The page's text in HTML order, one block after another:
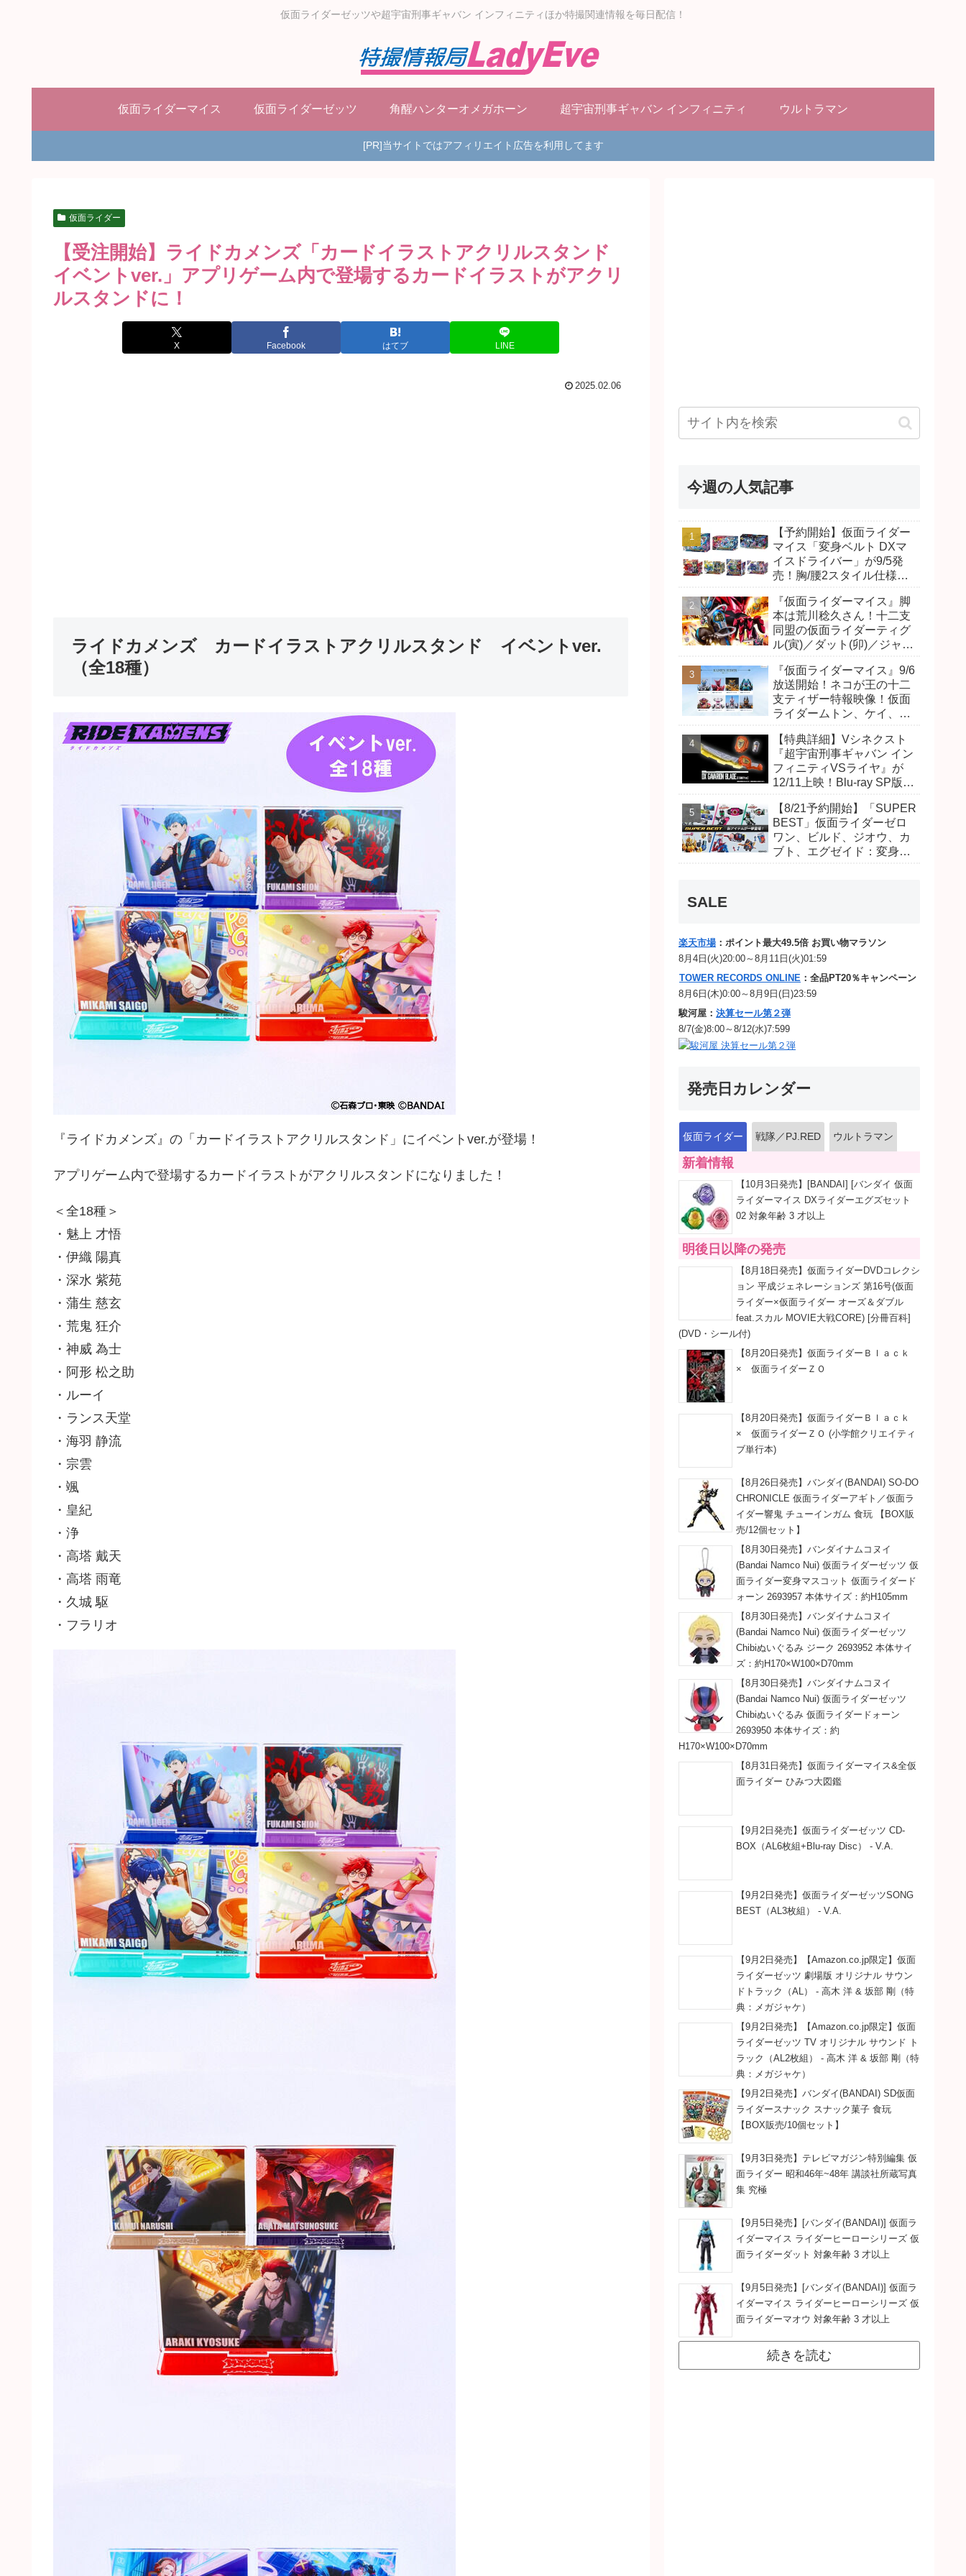
仮面ライダーゼッツや超宇宙刑事ギャバン インフィニティほか特撮関連情報を毎日配信！
仮面ライダーマイス 仮面ライダーゼッツ 角醒ハンターオメガホーン 超宇宙刑事ギャバン インフィニティ ウルトラマン
[PR]当サイトではアフィリエイト広告を利用してます
仮面ライダー
【受注開始】ライドカメンズ「カードイラストアクリルスタンド
イベントver.」アプリゲーム内で登場するカードイラストがアクリ
ルスタンドに！
X Facebook はてブ LINE
2025.02.06
ライドカメンズ カードイラストアクリルスタンド イベントver.
（全18種）
『ライドカメンズ』の「カードイラストアクリルスタンド」にイベントver.が登場！
アプリゲーム内で登場するカードイラストがアクリルスタンドになりました！
＜全18種＞
・魅上 才悟
・伊織 陽真
・深水 紫苑
・蒲生 慈玄
・荒鬼 狂介
・神威 為士
・阿形 松之助
・ルーイ
・ランス天堂
・海羽 静流
・宗雲
・颯
・皇紀
・浄
・高塔 戴天
・高塔 雨竜
・久城 駆
・フラリオ
今週の人気記事
【予約開始】仮面ライダー
マイス「変身ベルト DXマ
イスドライバー」が9/5発
売！胸/腰2スタイル仕様！
ッシュ、ジャオ/バイト、ケ
イ/ショットボーンバックル
も！
『仮面ライダーマイス』脚
本は荒川稔久さん！十二支
同盟の仮面ライダーティグ
ル(寅)／ダット(卯)／ジャオ
尾達臣のキャストが発表！
トリガーのアキト金子隼也
さんも変身！
『仮面ライダーマイス』9/6
放送開始！ネコが王の十二
支ティザー特報映像！仮面
ライダームトン、ケイ、ヴ
開！ライダーは子丑寅卯辰
巳午未申酉戌亥猫猫の14
人⁉
【特典詳細】Vシネクスト
『超宇宙刑事ギャバン イン
フィニティVSライヤ』が
12/11上映！Blu-ray SP版は
(エタニティver.)」「ユカイ
ダーエモルギー」ほか豪華
特典付き！
【8/21予約開始】「SUPER
BEST」仮面ライダーゼロ
ワン、ビルド、ジオウ、カ
ブト、エグゼイド：変身ベ
SALE
楽天市場 ：ポイント最大49.5倍 お買い物マラソン
8月4日(火)20:00～8月11日(火)01:59
TOWER RECORDS ONLINE ：全品PT20％キャンペーン
8月6日(木)0:00～8月9日(日)23:59
駿河屋： 決算セール第２弾
8/7(金)8:00～8/12(水)7:599
発売日カレンダー
仮面ライダー 戦隊／PJ.RED ウルトラマン
新着情報
【10月3日発売】[BANDAI] [バンダイ 仮面
ライダーマイス DXライダーエグズセット
02 対象年齢 3 才以上
明後日以降の発売
【8月18日発売】仮面ライダーDVDコレクシ
ョン 平成ジェネレーションズ 第16号(仮面
ライダー×仮面ライダー オーズ＆ダブル
feat.スカル MOVIE大戦CORE) [分冊百科]
(DVD・シール付)
【8月20日発売】仮面ライダーＢｌａｃｋ
× 仮面ライダーＺＯ
【8月20日発売】仮面ライダーＢｌａｃｋ
× 仮面ライダーＺＯ (小学館クリエイティ
ブ単行本)
【8月26日発売】バンダイ(BANDAI) SO-DO
CHRONICLE 仮面ライダーアギト／仮面ラ
イダー響鬼 チューインガム 食玩 【BOX販
売/12個セット】
【8月30日発売】バンダイナムコヌイ
(Bandai Namco Nui) 仮面ライダーゼッツ 仮
面ライダー変身マスコット 仮面ライダード
ォーン 2693957 本体サイズ：約H105mm
【8月30日発売】バンダイナムコヌイ
(Bandai Namco Nui) 仮面ライダーゼッツ
Chibiぬいぐるみ ジーク 2693952 本体サイ
ズ：約H170×W100×D70mm
【8月30日発売】バンダイナムコヌイ
(Bandai Namco Nui) 仮面ライダーゼッツ
Chibiぬいぐるみ 仮面ライダードォーン
2693950 本体サイズ：約
H170×W100×D70mm
【8月31日発売】仮面ライダーマイス&全仮
面ライダー ひみつ大図鑑
【9月2日発売】仮面ライダーゼッツ CD-
BOX（AL6枚組+Blu-ray Disc） - V.A.
【9月2日発売】仮面ライダーゼッツSONG
BEST（AL3枚組） - V.A.
【9月2日発売】【Amazon.co.jp限定】仮面
ライダーゼッツ 劇場版 オリジナル サウン
ドトラック（AL） - 高木 洋 & 坂部 剛（特
典：メガジャケ）
【9月2日発売】【Amazon.co.jp限定】仮面
ライダーゼッツ TV オリジナル サウンド ト
ラック（AL2枚組） - 高木 洋 & 坂部 剛（特
典：メガジャケ）
【9月2日発売】バンダイ(BANDAI) SD仮面
ライダースナック スナック菓子 食玩
【BOX販売/10個セット】
【9月3日発売】テレビマガジン特別編集 仮
面ライダー 昭和46年~48年 講談社所蔵写真
集 究極
【9月5日発売】[バンダイ(BANDAI)] 仮面ラ
イダーマイス ライダーヒーローシリーズ 仮
面ライダーダット 対象年齢 3 才以上
【9月5日発売】[バンダイ(BANDAI)] 仮面ラ
イダーマイス ライダーヒーローシリーズ 仮
面ライダーマオウ 対象年齢 3 才以上
続きを読む